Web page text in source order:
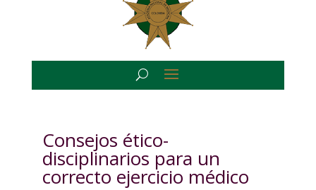
Consejos ético-
disciplinarios para un
correcto ejercicio médico